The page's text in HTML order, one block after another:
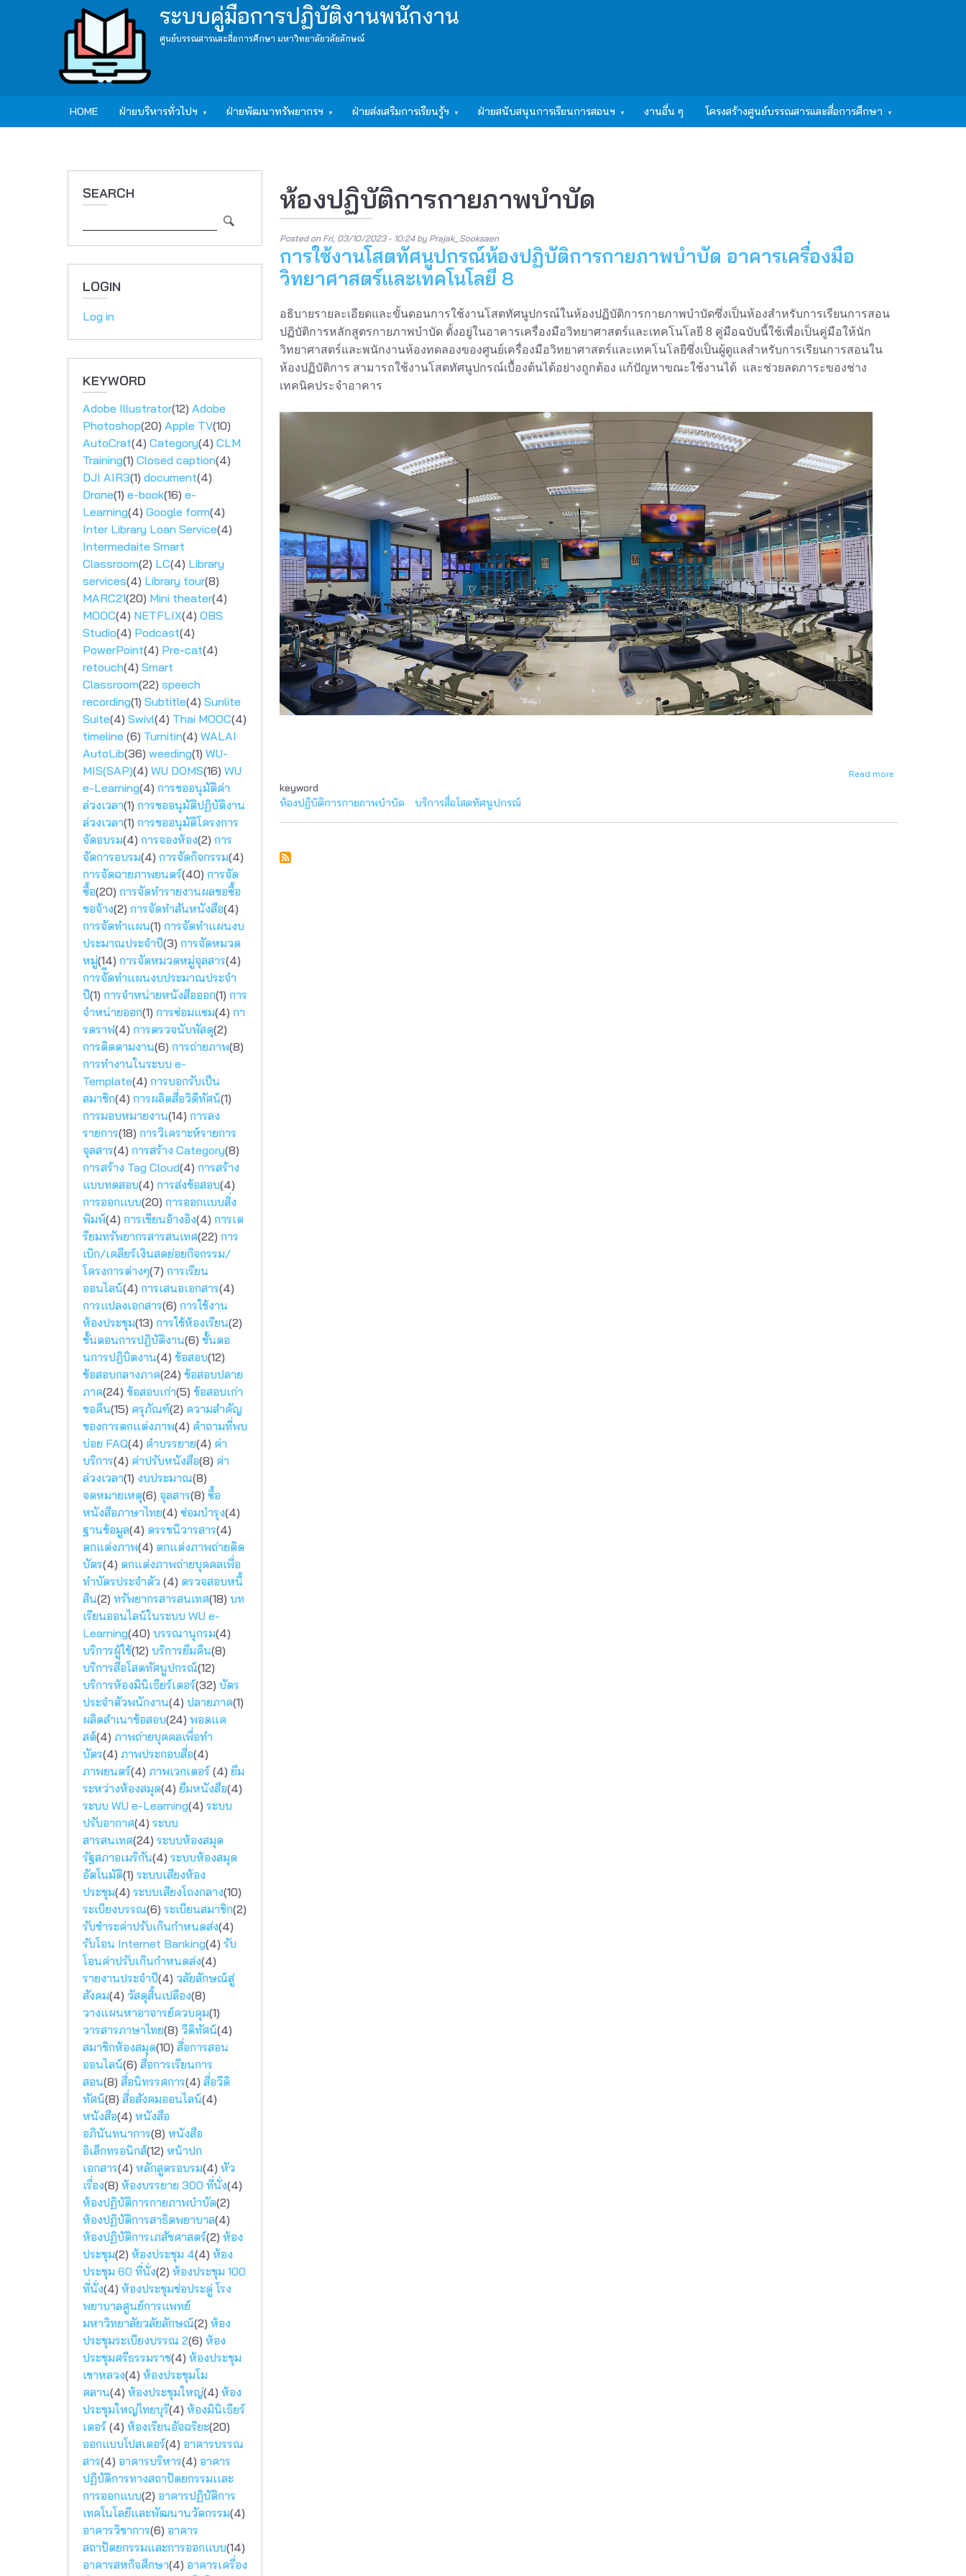
ระบบคู่มือการปฏิบัติงานพนักงาน
ศูนย์บรรณสารและสื่อการศึกษา มหาวิทยาลัยวลัยลักษณ์
Main
HOME ฝ่ายบริหารทั่วไปฯ ฝ่ายพัฒนาทรัพยากรฯ ฝ่ายส่งเสริมการเรียนรู้ฯ ฝ่ายสนับสนุนการเรียนการสอนฯ งานอื่น ๆ โครงสร้างศูนย์บรรณสารและสื่อการศึกษา
SEARCH
LOGIN
Log in
KEYWORD
Adobe Illustrator(12) Adobe
Photoshop(20) Apple TV(10)
AutoCrat(4) Category(4) CLM
Training(1) Closed caption(4)
DJI AIR3(1) document(4)
Drone(1) e-book(16) e-
Learning(4) Google form(4)
Inter Library Loan Service(4)
Intermedaite Smart
Classroom(2) LC(4) Library
services(4) Library tour(8)
MARC21(20) Mini theater(4)
MOOC(4) NETFLIX(4) OBS
Studio(4) Podcast(4)
PowerPoint(4) Pre-cat(4)
retouch(4) Smart
Classroom(22) speech
recording(1) Subtitle(4) Sunlite
Suite(4) Swivl(4) Thai MOOC(4)
timeline (6) Turnitin(4) WALAI
AutoLib(36) weeding(1) WU-
MIS(SAP)(4) WU DOMS(16) WU
e-Learning(4) การขออนุมัติค่า
ล่วงเวลา(1) การขออนุมัติปฏิบัติงาน
ล่วงเวลา(1) การขออนุมัติโครงการ
จัดอบรม(4) การจองห้อง(2) การ
จัดการอบรม(4) การจัดกิจกรรม(4)
การจัดฉายภาพยนตร์(40) การจัด
ซื้อ(20) การจัดทำรายงานผลขอซื้อ
ขอจ้าง(2) การจัดทำสันหนังสือ(4)
การจัดทำแผน(1) การจัดทำแผนงบ
ประมาณประจำปี(3) การจัดหมวด
หมู่(14) การจัดหมวดหมู่จุลสาร(4)
การจัีดทำแผนงบประมาณประจำ
ปี(1) การจำหน่ายหนังสือออก(1) การ
จำหน่ายออก(1) การซ่อมแซม(4) กา
รดราฟ(4) การตรวจนับพัสดุ(2)
การติดตามงาน(6) การถ่ายภาพ(8)
การทำงานในระบบ e-
Template(4) การบอกรับเป็น
สมาชิก(4) การผลิตสื่อวิดีทัศน์(1)
การมอบหมายงาน(14) การลง
รายการ(18) การวิเคราะห์รายการ
จุลสาร(4) การสร้าง Category(8)
การสร้าง Tag Cloud(4) การสร้าง
แบบทดสอบ(4) การส่งข้อสอบ(4)
การออกแบบ(20) การออกแบบสิ่ง
พิมพ์(4) การเขียนอ้างอิง(4) การเต
รียมทรัพยากรสารสนเทศ(22) การ
เบิก/เคลียร์เงินสดย่อยกิจกรรม/
โครงการต่างๆ(7) การเรียน
ออนไลน์(4) การเสนอเอกสาร(4)
การแปลงเอกสาร(6) การใช้งาน
ห้องประชุม(13) การใช้ห้องเรียน(2)
ขั้นตอนการปฎิบัติงาน(6) ขั้นตอ
นการปฎิบิตงาน(4) ข้อสอบ(12)
ข้อสอบกลางภาค(24) ข้อสอบปลาย
ภาค(24) ข้อสอบเก่า(5) ข้อสอบเก่า
ขอคืน(15) ครุภัณฑ์(2) ความสำคัญ
ของการตกแต่งภาพ(4) คำถามที่พบ
บ่อย FAQ(4) คำบรรยาย(4) ค่า
บริการ(4) ค่าปรับหนังสือ(8) ค่า
ล่วงเวลา(1) งบประมาณ(8)
จดหมายเหตุ(6) จุลสาร(8) ซื้อ
หนังสือภาษาไทย(4) ซ่อมบำรุง(4)
ฐานข้อมูล(4) ดรรชนีวารสาร(4)
ตกแต่งภาพ(4) ตกแต่งภาพถ่ายติด
บัตร(4) ตกแต่งภาพถ่ายบุคคลเพื่อ
ทำบัตรประจำตัว (4) ตรวจสอบหนี้
สิน(2) ทรัพยากรสารสนเทศ(18) บท
เรียนออนไลน์ในระบบ WU e-
Learning(40) บรรณานุกรม(4)
บริการผู้ใช้(12) บริการยืมคืน(8)
บริการสื่อโสตทัศนูปกรณ์(12)
บริการห้องมินิเธียร์เตอร์(32) บัตร
ประจำตัวพนักงาน(4) ปลายภาค(1)
ผลิตสำเนาข้อสอบ(24) พอดแค
สต์(4) ภาพถ่ายบุคคลเพื่อทำ
บัตร(4) ภาพประกอบสื่อ(4)
ภาพยนตร์(4) ภาพเวกเตอร์(4) ยืม
ระหว่างห้องสมุด(4) ยืมหนังสือ(4)
ระบบ WU e-Learning(4) ระบบ
ปรับอากาศ(4) ระบบ
สารสนเทศ(24) ระบบห้องสมุด
รัฐสภาอเมริกัน(4) ระบบห้องสมุด
อัตโนมัติ(1) ระบบเสียงห้อง
ประชุม(4) ระบบเสียงโถงกลาง(10)
ระเบียงบรรณ(6) ระเบียนสมาชิก(2)
รับชำระค่าปรับเกินกำหนดส่ง(4)
รับโอน Internet Banking(4) รับ
โอนค่าปรับเกินกำหนดส่ง(4)
รายงานประจำปี(4) วลัยลักษณ์สู่
สังคม(4) วัสดุสิ้นเปลือง(8)
วางแผนหาอาจารย์ควบคุม(1)
วารสารภาษาไทย(8) วีดิทัศน์(4)
สมาชิกห้องสมุด(10) สื่อการสอน
ออนไลน์(6) สื่อการเรียนการ
สอน(8) สื่อนิทรรศการ(4) สื่อวีดิ
ทัศน์(8) สื่อสังคมออนไลน์(4)
หนังสือ(4) หนังสือ
อภินันทนาการ(8) หนังสือ
อิเล็กทรอนิกส์(12) หน้าปก
เอกสาร(4) หลักสูตรอบรม(4) หัว
เรื่อง(8) ห้องบรรยาย 300 ที่นั่ง(4)
ห้องปฏิบัติการกายภาพบำบัด(2)
ห้องปฏิบัติการสาธิตพยาบาล(4)
ห้องปฏิบัติการเภสัชศาสตร์(2) ห้อง
ประชุม(2) ห้องประชุม 4(4) ห้อง
ประชุม 60 ที่นั่ง(2) ห้องประชุม 100
ที่นั่ง(4) ห้องประชุมช่อประดู่ โรง
พยาบาลศูนย์การแพทย์
มหาวิทยาลัยวลัยลักษณ์(2) ห้อง
ประชุมระเบียงบรรณ 2(6) ห้อง
ประชุมศรีธรรมราช(4) ห้องประชุม
เขาหลวง(4) ห้องประชุมโม
คลาน(4) ห้องประชุมใหญ่(4) ห้อง
ประชุมใหญ่ไทยบุรี(4) ห้องมินิเธียร์
เตอร์(4) ห้องเรียนอัจฉริยะ(20)
ออกแบบโปสเตอร์(4) อาคารบรรณ
สาร(4) อาคารบริหาร(4) อาคาร
ปฏิบัติการทางสถาปัตยกรรมเเละ
การออกแบบ(2) อาคารปฏิบัติการ
เทคโนโลยีและพัฒนานวัตกรรม(4)
อาคารวิชาการ(6) อาคาร
สถาปัตยกรรมและการออกแบบ(14)
อาคารสหกิจศึกษา(4) อาคารเครื่อง
ห้องปฏิบัติการกายภาพบำบัด
Posted on Fri, 03/10/2023 - 10:24by Prajak_Sooksaen
การใช้งานโสตทัศนูปกรณ์ห้องปฏิบัติการกายภาพบำบัด อาคารเครื่องมือ
วิทยาศาสตร์และเทคโนโลยี 8
อธิบายรายละเอียดและขั้นตอนการใช้งานโสตทัศนูปกรณ์ในห้องปฏิบัติการกายภาพบำบัดซึ่งเป็นห้องสำหรับการเรียนการสอน
ปฏิบัติการหลักสูตรกายภาพบำบัด ตั้งอยู่ในอาคารเครื่องมือวิทยาศาสตร์และเทคโนโลยี 8 คู่มือฉบับนี้ใช้เพื่อเป็นคู่มือให้นัก
วิทยาศาสตร์และพนักงานห้องทดลองของศูนย์เครื่องมือวิทยาศาสตร์และเทคโนโลยีซึ่งเป็นผู้ดูแลสำหรับการเรียนการสอนใน
ห้องปฏิบัติการ สามารถใช้งานโสตทัศนูปกรณ์เบื้องต้นได้อย่างถูกต้อง แก้ปัญหาขณะใช้งานได้  และช่วยลดภาระของช่าง
เทคนิคประจำอาคาร
Read more
โสต
keyword
ห้องปฏิบัติการกายภาพบำบัด
บริการสื่อโสตทัศนูปกรณ์